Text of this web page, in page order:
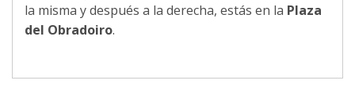
la misma y después a la derecha, estás en la Plaza
del Obradoiro.